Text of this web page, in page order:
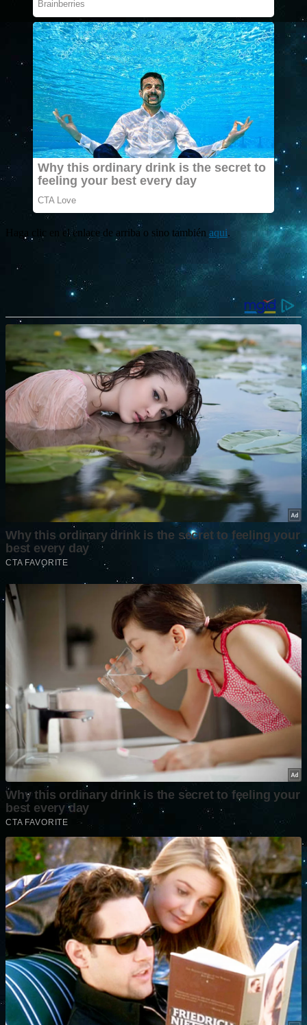
Haga clic en el enlace de arriba o sino también aqui.